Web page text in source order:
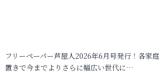
フリーペーパー芦屋人2026年6月号発行！各家
置きで今までよりさらに幅広い世代に…